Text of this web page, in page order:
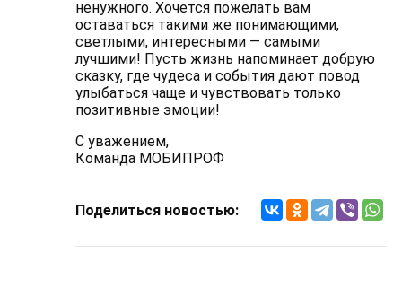
ненужного. Хочется пожелать вам
оставаться такими же понимающими,
светлыми, интересными — самыми
лучшими! Пусть жизнь напоминает добрую
сказку, где чудеса и события дают повод
улыбаться чаще и чувствовать только
позитивные эмоции!
С уважением,
Команда МОБИПРОФ
Поделиться новостью: